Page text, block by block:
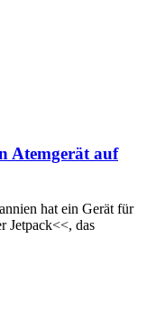
Atemgerät auf
hat ein Gerät für
Jetpack<<, das